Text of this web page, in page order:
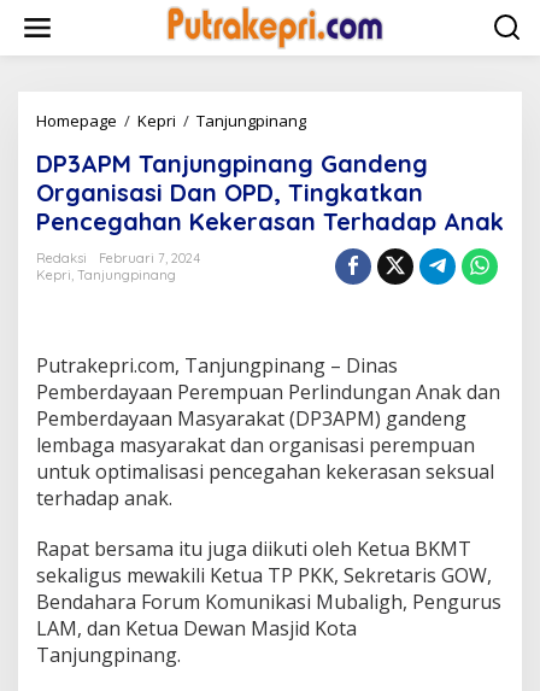
w
Homepage / Kepri / Tanjungpinang
3
A
P
M
n
g
p
i
n
a
a
n
d
e
n
DP3APM Tanjungpinang Gandeng
Organisasi Dan OPD, Tingkatkan
Pencegahan Kekerasan Terhadap Anak
Redaksi
Februari 7, 2024
Kepri, Tanjungpinang
Putrakepri.com, Tanjungpinang – Dinas
Pemberdayaan Perempuan Perlindungan Anak dan
Pemberdayaan Masyarakat (DP3APM) gandeng
lembaga masyarakat dan organisasi perempuan
untuk optimalisasi pencegahan kekerasan seksual
terhadap anak.
Rapat bersama itu juga diikuti oleh Ketua BKMT
sekaligus mewakili Ketua TP PKK, Sekretaris GOW,
Bendahara Forum Komunikasi Mubaligh, Pengurus
LAM, dan Ketua Dewan Masjid Kota
Tanjungpinang.